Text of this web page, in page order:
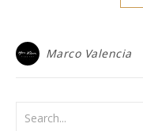
Marco Valencia